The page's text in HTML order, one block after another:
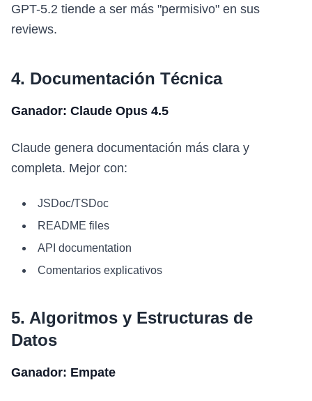
GPT-5.2 tiende a ser más "permisivo" en sus
reviews.
4. Documentación Técnica
Ganador: Claude Opus 4.5
Claude genera documentación más clara y
completa. Mejor con:
JSDoc/TSDoc
README files
API documentation
Comentarios explicativos
5. Algoritmos y Estructuras de
Datos
Ganador: Empate